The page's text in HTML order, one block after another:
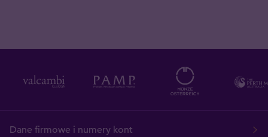
Dane firmowe i numery kont